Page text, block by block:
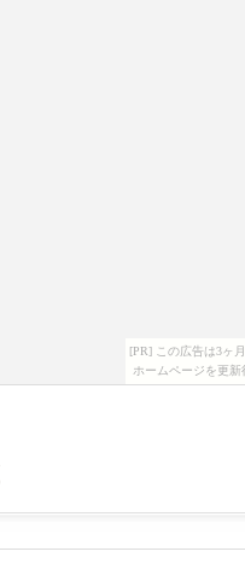
[PR] この広告は3ヶ
ホームページを更